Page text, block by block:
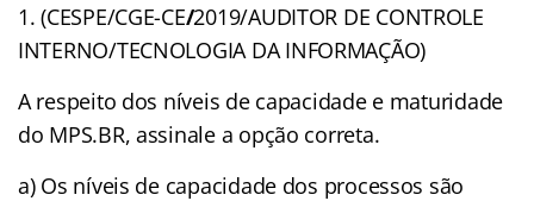
1. (CESPE/CGE-CE/2019/AUDITOR DE CONTROLE
INTERNO/TECNOLOGIA DA INFORMAÇÃO)
A respeito dos níveis de capacidade e maturidade
do MPS.BR, assinale a opção correta.
a) Os níveis de capacidade dos processos são